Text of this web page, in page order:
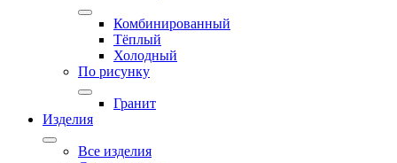
Комбинированный
Тёплый
Холодный
По рисунку
Гранит
Изделия
Все изделия